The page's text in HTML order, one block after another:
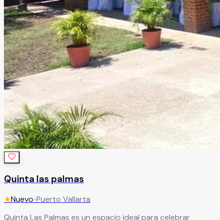
Quinta las palmas
★Nuevo•Puerto Vallarta
Quinta Las Palmas es un espacio ideal para celebrar